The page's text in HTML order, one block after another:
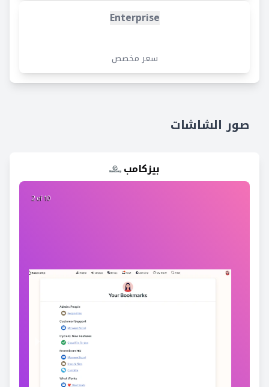
Enterprise
سعر مخصص
صور الشاشات
بيزكامب
2 of 10